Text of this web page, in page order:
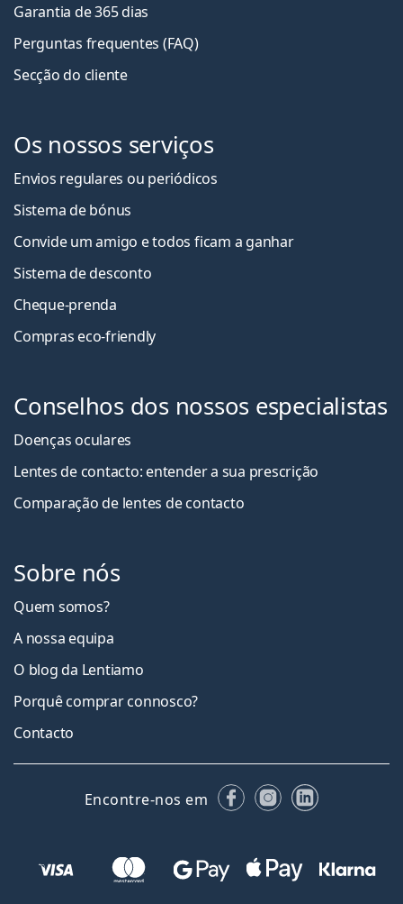
Garantia de 365 dias
Perguntas frequentes (FAQ)
Secção do cliente
Os nossos serviços
Envios regulares ou periódicos
Sistema de bónus
Convide um amigo e todos ficam a ganhar
Sistema de desconto
Cheque-prenda
Compras eco-friendly
Conselhos dos nossos especialistas
Doenças oculares
Lentes de contacto: entender a sua prescrição
Comparação de lentes de contacto
Sobre nós
Quem somos?
A nossa equipa
O blog da Lentiamo
Porquê comprar connosco?
Contacto
Encontre-nos em FacebookInstagram
LinkedIn